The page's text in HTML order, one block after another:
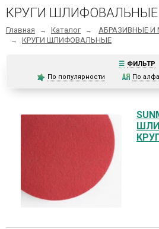
КРУГИ ШЛИФОВАЛЬНЫЕ
Главная → Каталог → АБРАЗИВНЫЕ
→ КРУГИ ШЛИФОВАЛЬНЫЕ
☰ ФИЛЬТР
По популярности
По